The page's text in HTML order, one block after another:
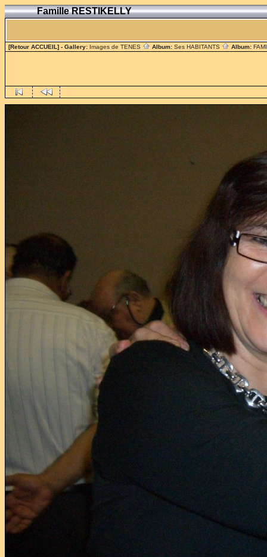
Famille RESTIKELLY
[Retour ACCUEIL] - Gallery: Images de TENES Album: Ses HABITANTS Album: